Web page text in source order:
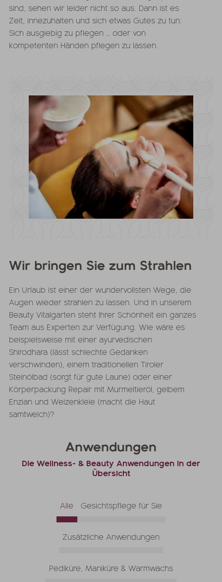
sind, sehen wir leider nicht so aus. Dann ist es
Zeit, innezuhalten und sich etwas Gutes zu tun:
Sich ausgiebig zu pflegen … oder von
kompetenten Händen pflegen zu lassen.
Wir bringen Sie zum Strahlen
Ein Urlaub ist einer der wundervollsten Wege, die
Augen wieder strahlen zu lassen. Und in unserem
Beauty Vitalgarten steht Ihrer Schönheit ein ganzes
Team aus Experten zur Verfügung. Wie wäre es
beispielsweise mit einer ayurvedischen
Shirodhara (lässt schlechte Gedanken
verschwinden), einem traditionellen Tiroler
Steinölbad (sorgt für gute Laune) oder einer
Körperpackung Repair mit Murmeltieröl, gelbem
Enzian und Weizenkleie (macht die Haut
samtweich)?
Anwendungen
Die Wellness- & Beauty Anwendungen in der
Übersicht
Alle Gesichtspflege für Sie
Zusätzliche Anwendungen
Pediküre, Maniküre & Warmwachs